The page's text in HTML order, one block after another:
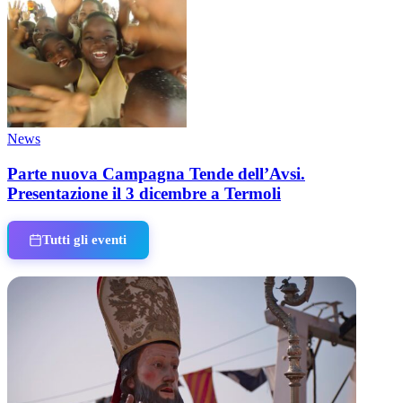
News
Parte nuova Campagna Tende dell’Avsi.
Presentazione il 3 dicembre a Termoli
Tutti gli eventi